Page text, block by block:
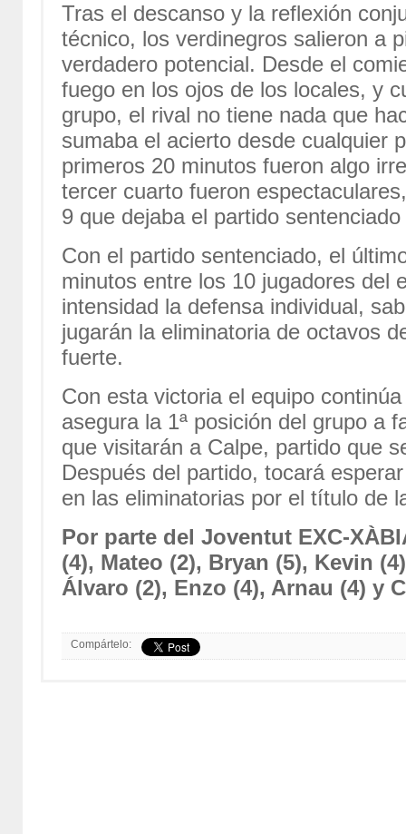
Tras el descanso y la reflexión
técnico, los verdinegros salieron a
verdadero potencial. Desde el
fuego en los ojos de los locales, y
grupo, el rival no tiene nada que
sumaba el acierto desde cualquier
primeros 20 minutos fueron algo
tercer cuarto fueron
9 que dejaba el partido
Con el partido sentenciado, el
minutos entre los 10 jugadores del
intensidad la defensa individual,
jugarán la eliminatoria de octavos
fuerte.
Con esta victoria el equipo
asegura la 1ª posición del grupo a
que visitarán a Calpe, partido que
Después del partido, tocará
en las eliminatorias por el título de
Por parte del Joventut EXC-
(4), Mateo (2), Bryan (5), Kevin
Álvaro (2), Enzo (4), Arnau (4) y
Compártelo: